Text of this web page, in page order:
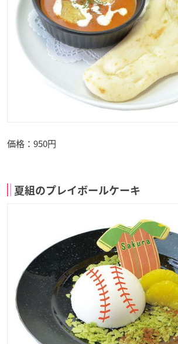
価格：950円
夏組のプレイボールケーキ